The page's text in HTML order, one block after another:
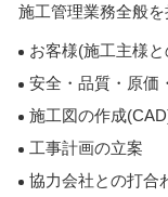
施工管理業務全般を
お客様(施工主様
安全・品質・原価
施工図の作成
工事計画の立案
協力会社との打合